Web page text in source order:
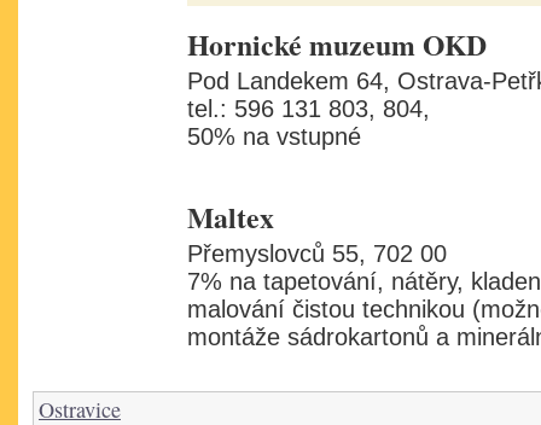
Hornické muzeum OKD
Pod Landekem 64, Ostrava-
tel.: 596 131 803, 804,
50% na vstupné
Maltex
Přemyslovců 55, 702 00
7% na tapetování, nátěry,
malování čistou technikou
montáže sádrokartonů a
Ostravice